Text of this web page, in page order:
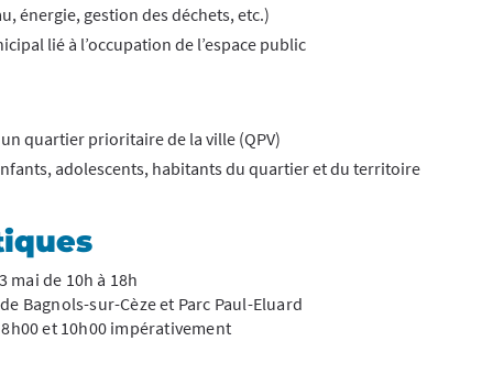
énergie, gestion des déchets, etc.)
lié à l’occupation de l’espace public
quartier prioritaire de la ville (QPV)
adolescents, habitants du quartier et du territoire
mai de 10h à 18h
Bagnols-sur-Cèze et Parc Paul-Eluard
et 10h00 impérativement